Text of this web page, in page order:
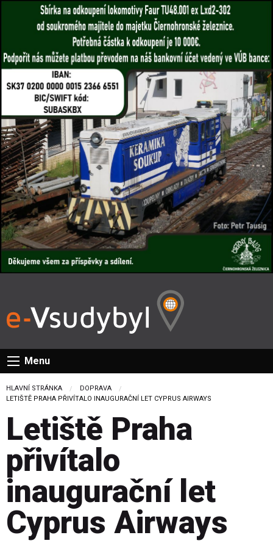
Menu
HLAVNÍ STRÁNKA
DOPRAVA
CURRENT:
LETIŠTĚ PRAHA PŘIVÍTALO INAUGURAČNÍ LET CYPRUS AIRWAYS
Letiště Praha
přivítalo
inaugurační let
Cyprus Airways